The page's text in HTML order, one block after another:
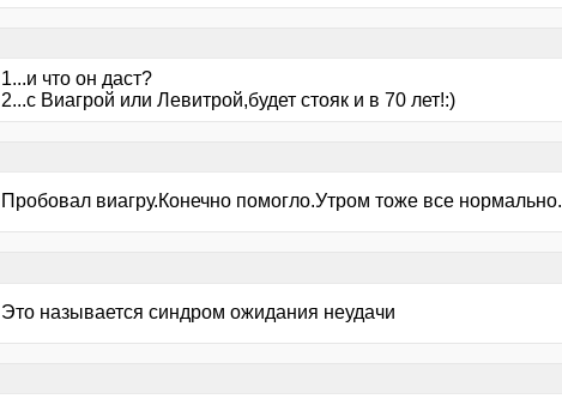
1...и что он даст?
2...с Виагрой или Левитрой,будет стояк и в 70 лет!:)
Пробовал виагру.Конечно помогло.Утром тоже все нормально.
Это называется синдром ожидания неудачи